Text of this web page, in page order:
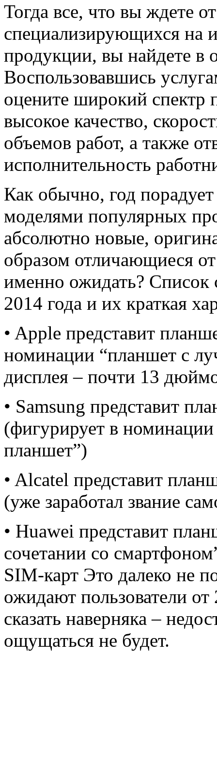
Тогда все, что вы ждете
специализирующихся на
продукции, вы найдете в
Воспользовавшись
оцените широкий спектр
высокое качество,
объемов работ, а также
исполнительность
Как обычно, год
моделями популярных
абсолютно новые,
образом отличающиеся
именно ожидать?
2014 года и их краткая
• Apple представит
номинации “планшет с
дисплея – почти 13
• Samsung представит
(фигурирует в
планшет”)
• Alcatel представит
(уже заработал звание
• Huawei представит
сочетании со
SIM-карт Это далеко не
ожидают пользователи
сказать наверняка –
ощущаться не будет.